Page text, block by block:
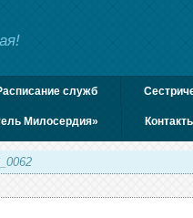
служб
Милосердия»